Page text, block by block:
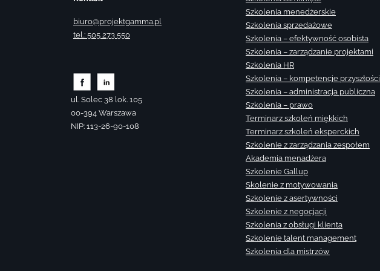
biuro@projektgamma.pl
tel.: 505 273 550
ul. Solec 38 lok. 105
00-394 Warszawa
NIP: 113-26-90-108
Szkolenia menedżerskie
Szkolenia sprzedażowe
Szkolenia – efektywność osobista
Szkolenia – zarządzanie projektami
Szkolenia HR
Szkolenia – kompetencje przyszłości
Szkolenia – administracja publiczna
Szkolenia – prawo
Terminarz szkoleń miękkich
Terminarz szkoleń eksperckich
Szkolenie z zarządzania zespołem
Akademia menadżera
Szkolenie Gallup
Skolenie z motywowania
Szkolenie z asertywności
Szkolenie z negocjacji
Szkolenia z obsługi klienta
Szkolenie talent management
Szkolenia dla mistrzów